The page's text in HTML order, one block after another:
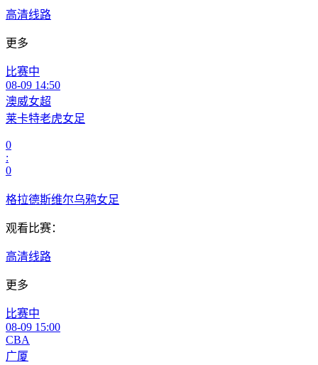
高清线路
更多
比赛中
08-09 14:50
澳威女超
莱卡特老虎女足
0
:
0
格拉德斯维尔乌鸦女足
观看比赛：
高清线路
更多
比赛中
08-09 15:00
CBA
广厦